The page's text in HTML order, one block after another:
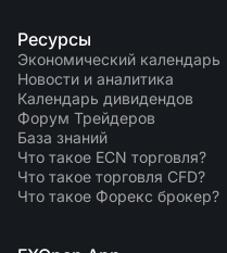
Ресурсы
Экономический календарь
Новости и аналитика
Календарь дивидендов
Форум Трейдеров
База знаний
Что такое ECN торговля?
Что такое торговля CFD?
Что такое Форекс брокер?